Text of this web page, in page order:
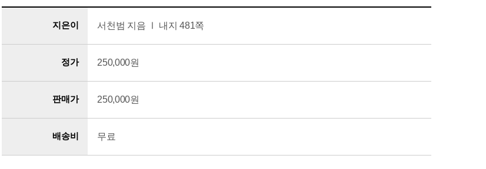
지은이 서천범 지음 Ⅰ 내지 481쪽
정가 250,000원
판매가 250,000원
배송비 무료